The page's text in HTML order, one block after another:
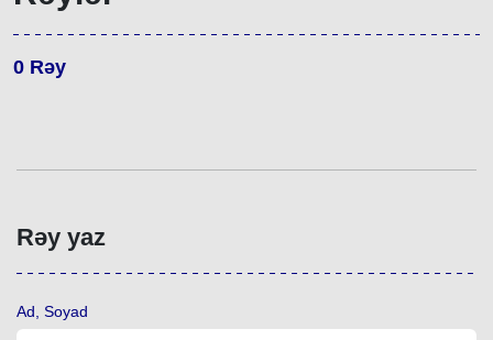
0 Rəy
Rəy yaz
Ad, Soyad